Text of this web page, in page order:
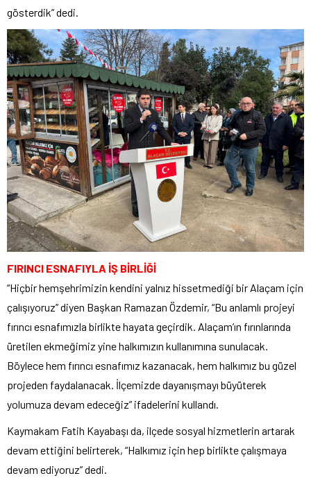
gösterdik” dedi.
FIRINCI ESNAFIYLA İŞ BİRLİĞİ
“Hiçbir hemşehrimizin kendini yalnız hissetmediği bir Alaçam için
çalışıyoruz” diyen Başkan Ramazan Özdemir, “Bu anlamlı projeyi
fırıncı esnafımızla birlikte hayata geçirdik. Alaçam’ın fırınlarında
üretilen ekmeğimiz yine halkımızın kullanımına sunulacak.
Böylece hem fırıncı esnafımız kazanacak, hem halkımız bu güzel
projeden faydalanacak. İlçemizde dayanışmayı büyüterek
yolumuza devam edeceğiz” ifadelerini kullandı.
Kaymakam Fatih Kayabaşı da, ilçede sosyal hizmetlerin artarak
devam ettiğini belirterek, “Halkımız için hep birlikte çalışmaya
devam ediyoruz” dedi.